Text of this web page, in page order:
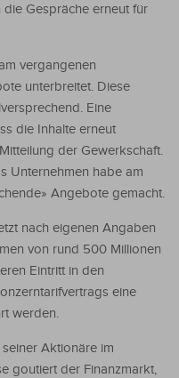
Gespräche erneut für
vergangenen
unterbreitet. Diese
Eine
die Inhalte erneut
der Gewerkschaft.
Unternehmen habe am
Angebote gemacht.
nach eigenen Angaben
von rund 500 Millionen
Eintritt in den
eine
werden.
Aktionäre im
goutiert der Finanzmarkt,